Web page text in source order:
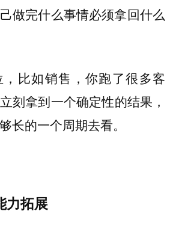
完什么事情必须拿回什么
比如销售，你跑了很多客
刻拿到一个确定性的结果，
长的一个周期去看。
力拓展